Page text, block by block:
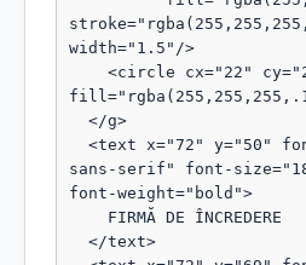
width="1.5"/>
sans-serif" font-
font-weight="bold">